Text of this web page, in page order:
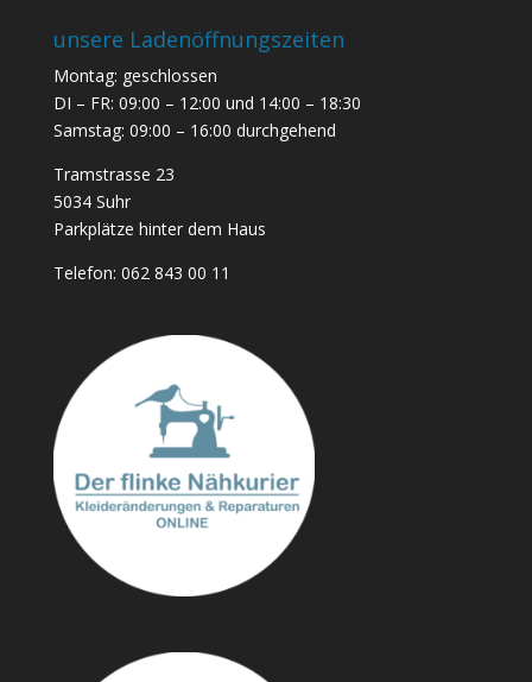
unsere Ladenöffnungszeiten
Montag: geschlossen
DI – FR: 09:00 – 12:00 und 14:00 – 18:30
Samstag: 09:00 – 16:00 durchgehend
Tramstrasse 23
5034 Suhr
Parkplätze hinter dem Haus
Telefon: 062 843 00 11